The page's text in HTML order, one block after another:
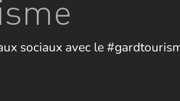
sociaux avec le